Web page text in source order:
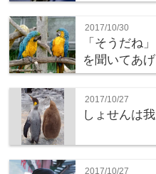
2017/10/30
「そうだね
を聞いてあげ
2017/10/27
しょせんは
2017/10/27